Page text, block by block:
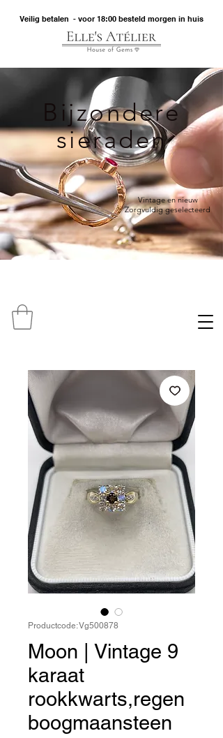
Bijzondere
sieraden
Vintage en nieuw
Zorgvuldig geselecteerd
Veilig betalen - voor 18:00 besteld morgen in huis
Productcode: Vg500878
Moon | Vintage 9
karaat
rookkwarts,regen
boogmaansteen